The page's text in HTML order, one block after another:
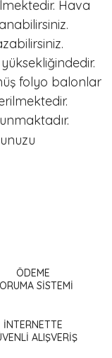
Hava
yüksekliğindedir.
folyo balonlar
ÖDEME
SİSTEMİ
İNTERNETTE
ALIŞVERİŞ